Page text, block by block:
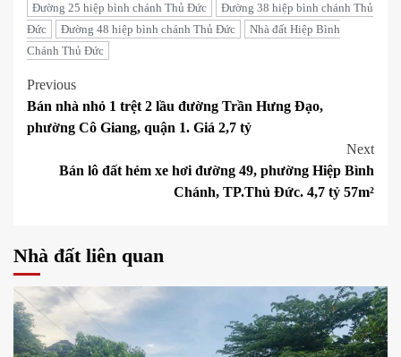
Đường 25 hiệp bình chánh Thủ Đức
Đường 38 hiệp bình chánh Thủ
Đức
Đường 48 hiệp bình chánh Thủ Đức
Nhà đất Hiệp Bình
Chánh Thủ Đức
Post
navigation
Previous
Bán nhà nhỏ 1 trệt 2 lầu đường Trần Hưng Đạo,
phường Cô Giang, quận 1. Giá 2,7 tỷ
Next
Bán lô đất hẻm xe hơi đường 49, phường Hiệp Bình
Chánh, TP.Thủ Đức. 4,7 tỷ 57m²
Nhà đất liên quan